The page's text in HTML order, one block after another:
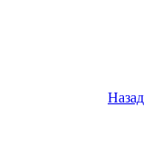
Назад